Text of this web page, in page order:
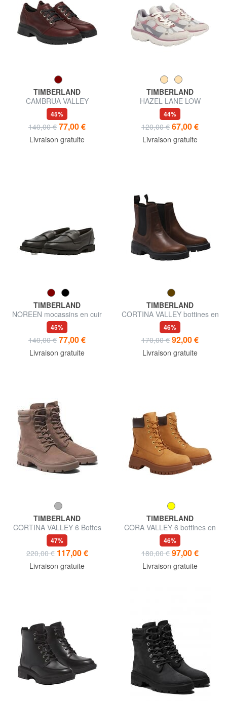
TIMBERLAND
CAMBRUA VALLEY
chaussures en cuir
45%
140,00 € 77,00 €
Livraison gratuite
TIMBERLAND
HAZEL LANE LOW
44%
120,00 € 67,00 €
Livraison gratuite
TIMBERLAND
NOREEN mocassins en cuir
45%
140,00 € 77,00 €
Livraison gratuite
TIMBERLAND
CORTINA VALLEY bottines en
cuir
46%
170,00 € 92,00 €
Livraison gratuite
TIMBERLAND
CORTINA VALLEY 6 Bottes
de combat en cuir
47%
220,00 € 117,00 €
Livraison gratuite
TIMBERLAND
CORA VALLEY 6 bottines en
cuir
46%
180,00 € 97,00 €
Livraison gratuite